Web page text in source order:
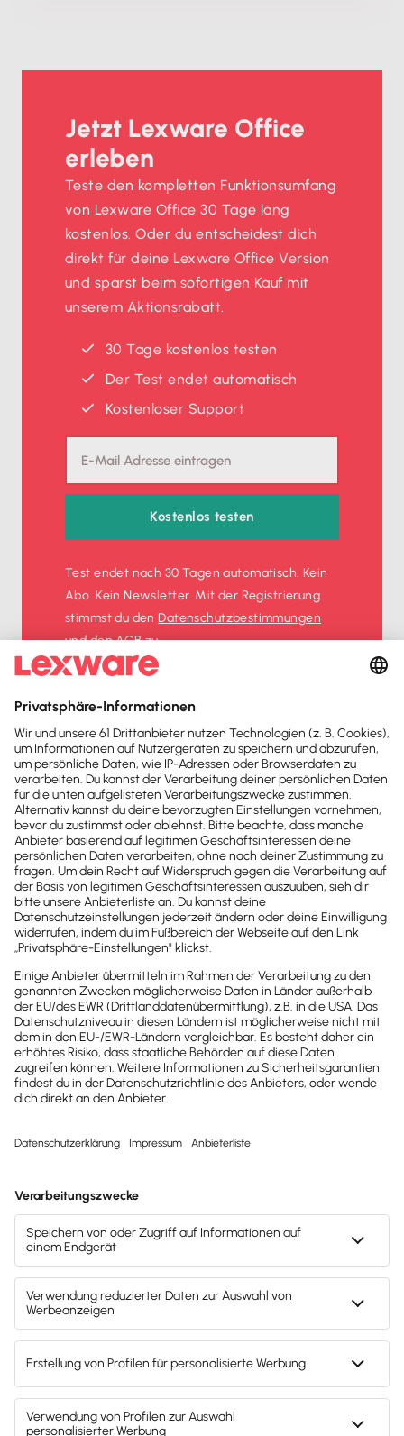
Jetzt Lexware Office
erleben
Teste den kompletten Funktionsumfang
von Lexware Office 30 Tage lang
kostenlos. Oder du entscheidest dich
direkt für deine Lexware Office Version
und sparst beim sofortigen Kauf mit
unserem Aktionsrabatt.
30 Tage kostenlos testen
Der Test endet automatisch
Kostenloser Support
Kostenlos testen
Test endet nach 30 Tagen automatisch. Kein
Abo. Kein Newsletter. Mit der Registrierung
stimmst du denDatenschutz­bestimmungen
und denAGBzu.
Newsletter
Brandheiße
News direkt in
dein Postfach
wichtige News zu
Gesetzesänderungen,
hilfreiche Praxis-Tipps und
kostenlose Tools für
Unternehmen erhalten?
Dann abonniere unseren
Mach's dir leicht und gib deinem Business den
entscheidenden Push – mit unserer Software für
Buchhaltung & Lohn.